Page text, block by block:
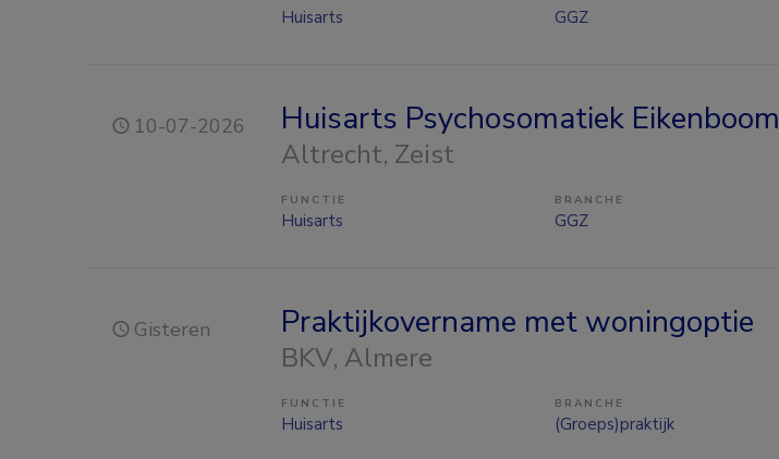
Huisarts GGZ
10-07-2026 Huisarts Psychosomatiek Eikenboom
Altrecht, Zeist
FUNCTIE
Huisarts
BRANCHE
GGZ
Gisteren Praktijkovername met woningoptie
BKV, Almere
FUNCTIE
Huisarts
BRANCHE
(Groeps)praktijk